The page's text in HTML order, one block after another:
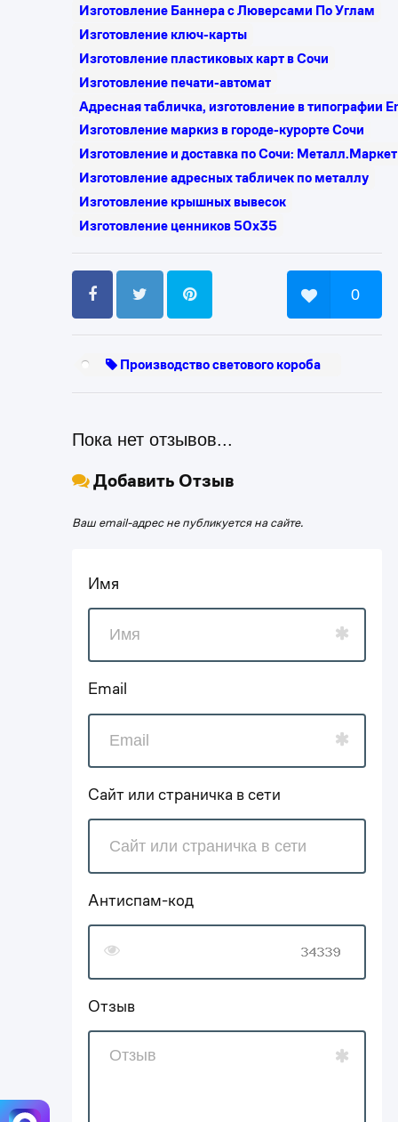
Изготовление Баннера с Люверсами По Углам
Изготовление ключ-карты
Изготовление пластиковых карт в Сочи
Изготовление печати-автомат
Адресная табличка, изготовление в типографии
Изготовление маркиз в городе-курорте Сочи
Изготовление и доставка по Сочи: Металл.Маркет
Изготовление адресных табличек по металлу
Изготовление крышных вывесок
Изготовление ценников 50х35
0
Производство светового короба
Пока нет отзывов...
Добавить Отзыв
Ваш email-адрес не публикуется на сайте.
Имя
Email
Сайт или страничка в сети
Антиспам-код
Отзыв